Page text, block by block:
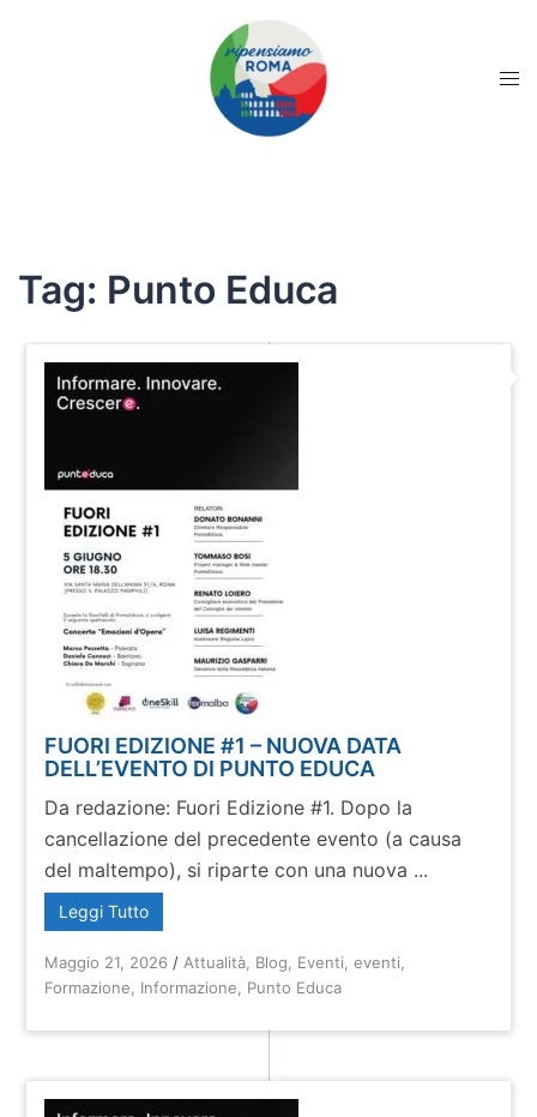
Tag: Punto Educa
FUORI EDIZIONE #1 – NUOVA DATA
DELL’EVENTO DI PUNTO EDUCA
Da redazione: Fuori Edizione #1. Dopo la
cancellazione del precedente evento (a causa
del maltempo), si riparte con una nuova ...
Leggi Tutto
Maggio 21, 2026 / Attualità Blog Eventi ,eventi
Formazione
Informazione Punto Educa